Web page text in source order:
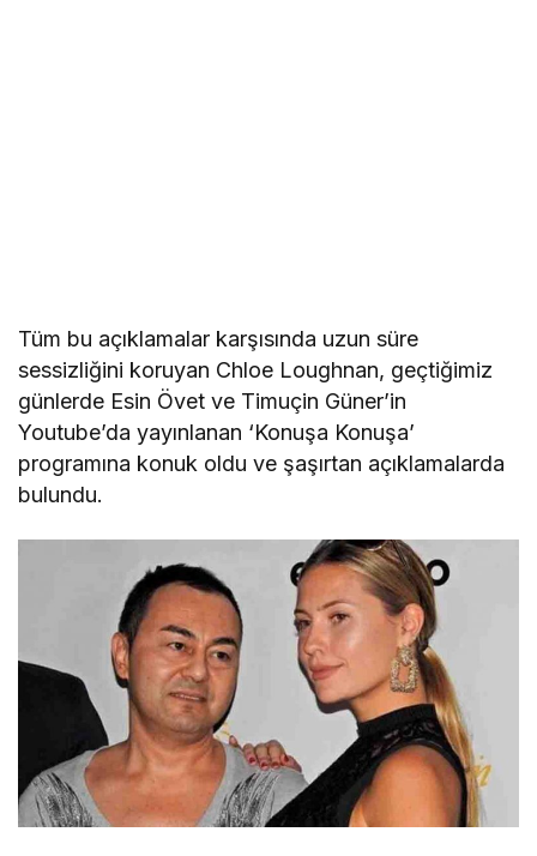
Tüm bu açıklamalar karşısında uzun süre
sessizliğini koruyan Chloe Loughnan, geçtiğimiz
günlerde Esin Övet ve Timuçin Güner’in
Youtube’da yayınlanan ‘Konuşa Konuşa’
programına konuk oldu ve şaşırtan açıklamalarda
bulundu.